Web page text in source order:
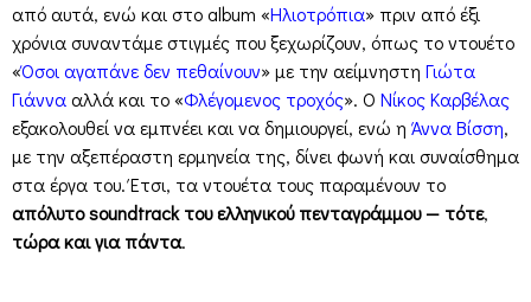
από αυτά, ενώ και στο album «Ηλιοτρόπια» πριν από έξι
χρόνια συναντάμε στιγμές που ξεχωρίζουν, όπως το ντουέτο
«Όσοι αγαπάνε δεν πεθαίνουν» με την αείμνηστη Γιώτα
Γιάννααλλά και το «Φλέγομενος τροχός». Ο Νίκος Καρβέλας
εξακολουθεί να εμπνέει και να δημιουργεί, ενώ η Άννα Βίσση,
με την αξεπέραστη ερμηνεία της, δίνει φωνή και συναίσθημα
στα έργα του. Έτσι, τα ντουέτα τους παραμένουν το
απόλυτο soundtrack του ελληνικού πενταγράμμου— τότε,
τώρακαι για πάντα.